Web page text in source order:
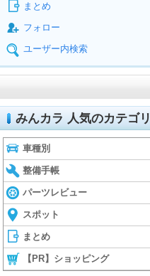
まとめ
フォロー
ユーザー内検索
みんカラ 人気のカテゴリ
車種別
整備手帳
パーツレビュー
スポット
まとめ
【PR】ショッピング